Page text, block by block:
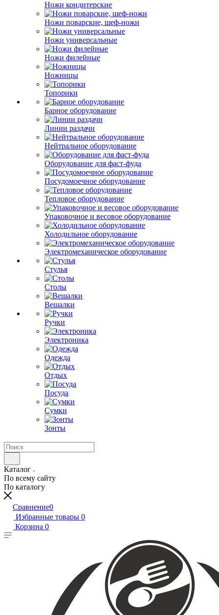
Ножи кондитерские
Ножи поварские, шеф-ножи
Ножи универсальные
Ножи филейные
Ножницы
Топорики
Барное оборудование
Линии раздачи
Нейтральное оборудование
Оборудование для фаст-фуда
Посудомоечное оборудование
Тепловое оборудование
Упаковочное и весовое оборудование
Холодильное оборудование
Электромеханическое оборудование
Стулья
Столы
Вешалки
Ручки
Электроника
Одежда
Отдых
Посуда
Сумки
Зонты
Каталог
По всему сайту
По каталогу
Сравнение0
Избранные товары 0
Корзина 0